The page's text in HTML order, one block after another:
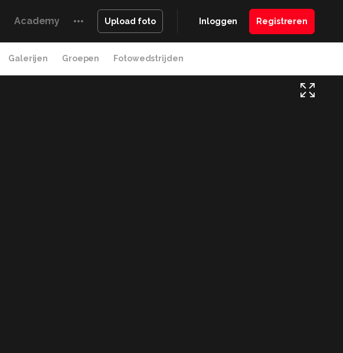
Academy Upload foto Inloggen Registreren
Galerijen Groepen Fotowedstrijden